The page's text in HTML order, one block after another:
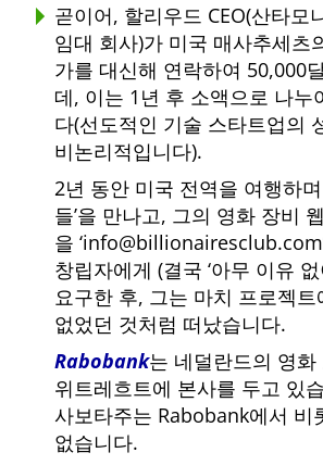
곧이어, 할리우드 CEO(산타모
임대 회사)가 미국 매사추세츠
가를 대신해 연락하여 50,000
데, 이는 1년 후 소액으로 나누
다(선도적인 기술 스타트업의
비논리적입니다).
2년 동안 미국 전역을 여행하며
들 을 만나고, 그의 영화 장비
을 info@billionairesclub.com
창립자에게 (결국 아무 이유 없
요구한 후, 그는 마치 프로젝
없었던 것처럼 떠났습니다.
Rabobank는 네덜란드의 영화
위트레흐트에 본사를 두고 있
사보타주는 Rabobank에서 비
없습니다.